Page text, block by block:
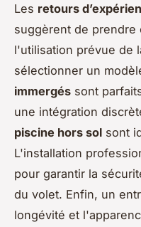
Les retours
suggèrent de prendre
l'utilisation prévue de
sélectionner un
immergés sont
une intégration
piscine hors sol sont
L'installation
pour garantir la
du volet. Enfin, un
longévité et